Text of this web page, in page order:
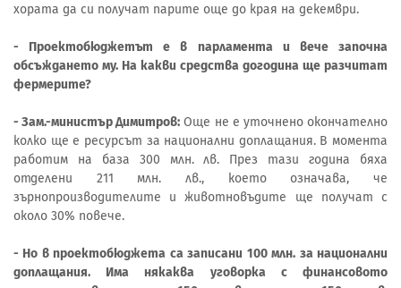
хората да си получат парите още до края на декември.
- Проектобюджетът е в парламента и вече започна
обсъждането му. На какви средства догодина ще разчитат
фермерите?
- Зам.-министър Димитров: Още не е уточнено окончателно
колко ще е ресурсът за национални доплащания. В момента
работим на база 300 млн. лв. През тази година бяха
отделени 211 млн. лв., което означава, че
зърнопроизводителите и животновъдите ще получат с
около 30% повече.
- Но в проектобюджета са записани 100 млн. за национални
доплащания. Има някаква уговорка с финансовото